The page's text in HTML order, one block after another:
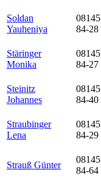
Soldan
Yauheniya
08145
84-28
Stäringer
Monika
08145
84-27
Steinitz
Johannes
08145
84-40
Straubinger
Lena
08145
84-29
Strauß Günter
08145
84-64